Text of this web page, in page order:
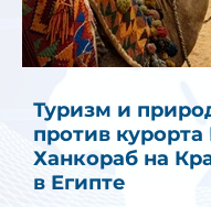
Туризм и
против курорта
Ханкораб на
в Египте